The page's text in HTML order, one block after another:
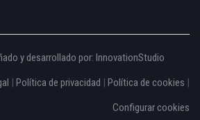
y desarrollado por: InnovationStudio
| Política de privacidad | Política de cookies |
Configurar cookies